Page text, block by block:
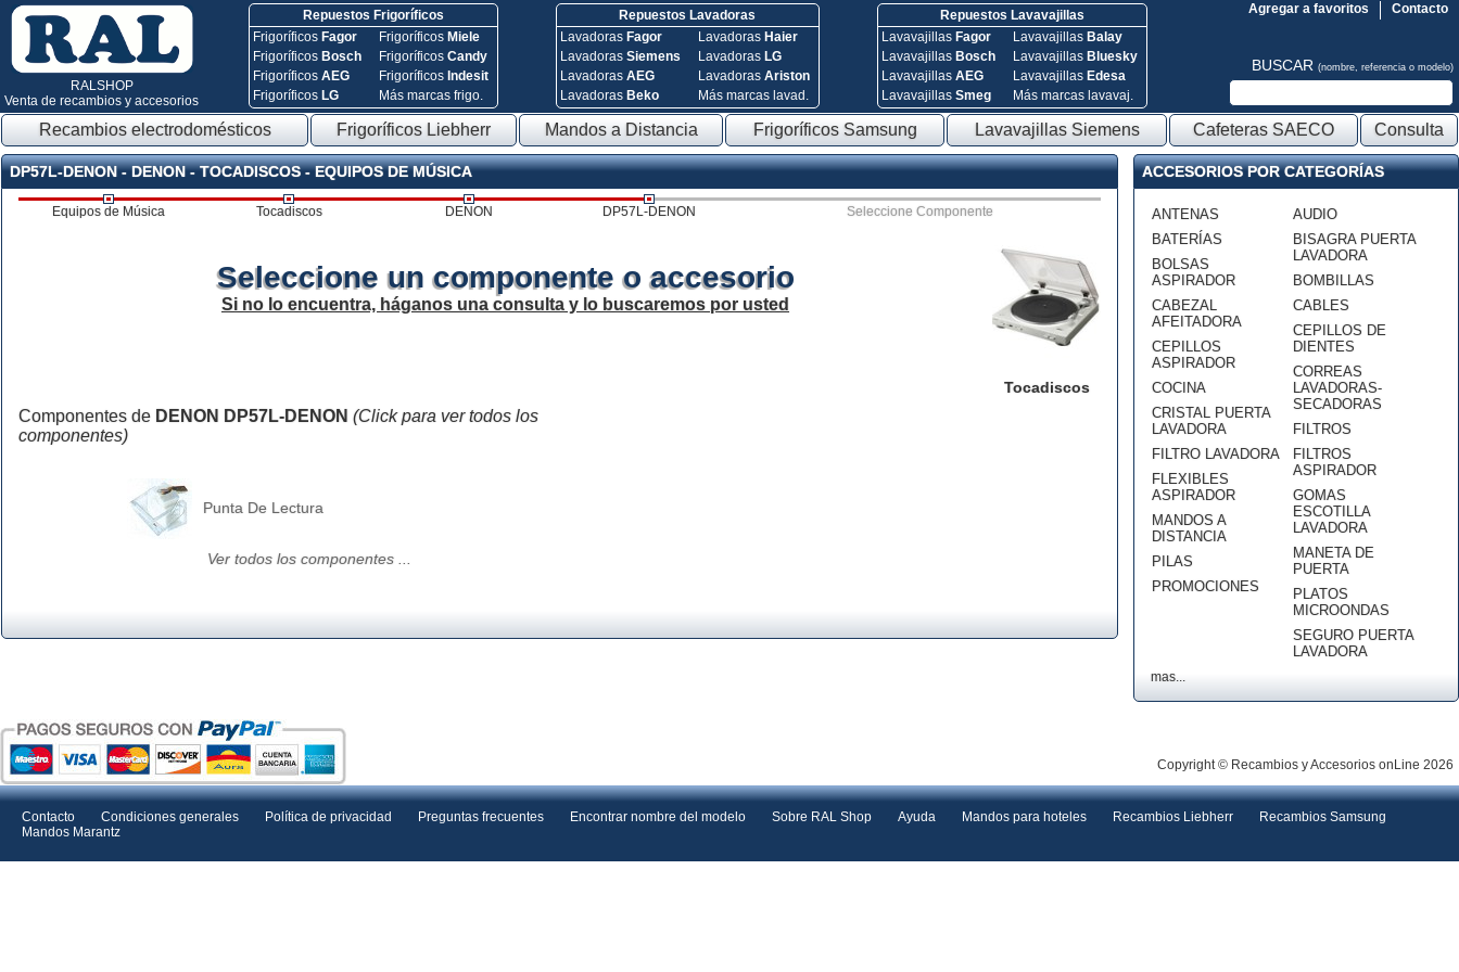
RALSHOP
Venta de recambios y accesorios
Repuestos Frigoríficos
Frigoríficos Fagor
Frigoríficos Bosch
FrigoríficosAEG
Frigoríficos LG
Frigoríficos Miele
FrigoríficosCandy
Frigoríficos Indesit
Más marcas frigo.
Repuestos Lavadoras
Lavadoras Fagor
Lavadoras Siemens
Lavadoras AEG
Lavadoras Beko
Lavadoras Haier
Lavadoras LG
Lavadoras Ariston
Más marcas lavad.
Repuestos Lavavajillas
Lavavajillas Fagor
Lavavajillas Bosch
Lavavajillas AEG
Lavavajillas Smeg
Lavavajillas Balay
Lavavajillas Bluesky
Lavavajillas Edesa
Más marcas lavavaj.
Contacto
Agregar a favoritos
BUSCAR (nombre, referencia o modelo)
Recambios electrodomésticos Frigoríficos Liebherr Mandos a Distancia Frigoríficos Samsung Lavavajillas Siemens Cafeteras SAECO Consulta
DP57L-DENON - DENON - TOCADISCOS - EQUIPOS DE MÚSICA
Equipos de Música Tocadiscos DENON DP57L-DENON Seleccione Componente
Tocadiscos
Seleccione un componente o accesorio
Si no lo encuentra, háganos una consulta y lo buscaremos por usted
Componentes de DENON DP57L-DENON (Click para ver todos los
componentes)
Punta De Lectura
Ver todos los componentes ...
ACCESORIOS POR CATEGORÍAS
ANTENAS
BATERÍAS
BOLSAS
ASPIRADOR
CABEZAL
AFEITADORA
CEPILLOS
ASPIRADOR
COCINA
CRISTAL PUERTA
LAVADORA
FILTRO LAVADORA
FLEXIBLES
ASPIRADOR
MANDOS A
DISTANCIA
PILAS
PROMOCIONES
AUDIO
BISAGRA PUERTA
LAVADORA
BOMBILLAS
CABLES
CEPILLOS DE
DIENTES
CORREAS
LAVADORAS-
SECADORAS
FILTROS
FILTROS
ASPIRADOR
GOMAS
ESCOTILLA
LAVADORA
MANETA DE
PUERTA
PLATOS
MICROONDAS
SEGURO PUERTA
LAVADORA
mas...
Copyright © Recambios y Accesorios onLine 2026
Contacto Condiciones generales Política de privacidad Preguntas frecuentes Encontrar nombre del modelo Sobre RAL Shop Ayuda Mandos para hoteles Recambios Liebherr
Recambios Samsung
Mandos Marantz